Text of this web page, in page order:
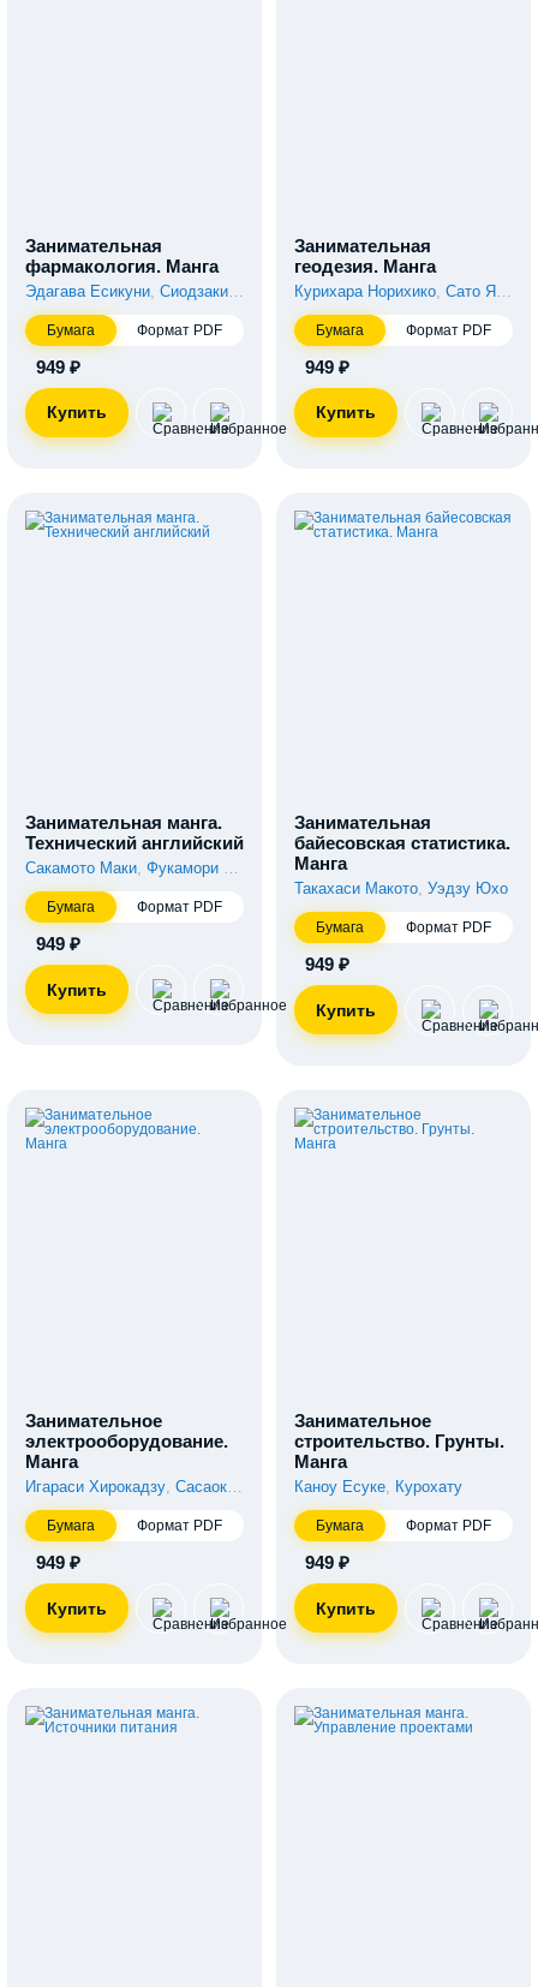
Занимательная
фармакология. Манга
Эдагава Есикуни Сиодзаки Синобу
Бумага Формат PDF
949 ₽
Занимательная
геодезия. Манга
Курихара Норихико Сато Ясуо
Бумага Формат PDF
949 ₽
Занимательная манга.
Технический английский
Сакамото Маки, Фукамори Аки
Бумага Формат PDF
949 ₽
Занимательная
байесовская статистика.
Манга
Такахаси Макото, Уэдзу Юхо
Бумага Формат PDF
949 ₽
Занимательное
электрооборудование.
Манга
Игараси Хирокадзу, Сасаока Хару
Бумага Формат PDF
949 ₽
Занимательное
строительство. Грунты.
Манга
Каноу Ёсуке, Курохату
Бумага Формат PDF
949 ₽